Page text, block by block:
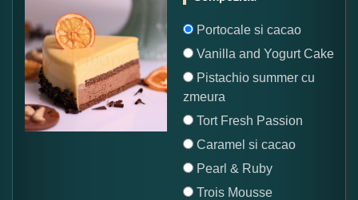
Portocale si cacao
Vanilla and Yogurt Cake
Pistachio summer cu
zmeura
Tort Fresh Passion
Caramel si cacao
Pearl & Ruby
Trois Mousse